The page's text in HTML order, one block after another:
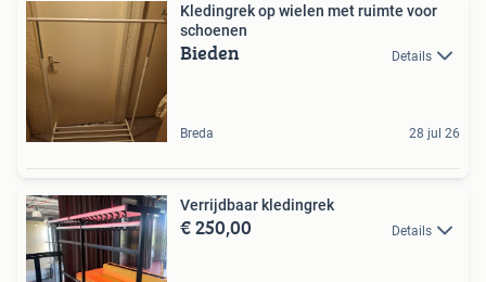
Kledingrek op wielen met ruimte voor
schoenen
Bieden Details
Breda 28 jul 26
Verrijdbaar kledingrek
€ 250,00 Details